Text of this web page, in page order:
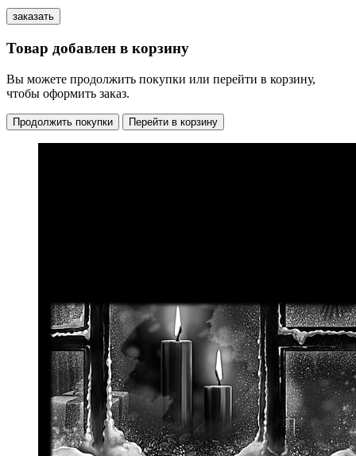
Товар добавлен в корзину
Вы можете продолжить покупки или перейти в корзину,
чтобы оформить заказ.
Продолжить покупки Перейти в корзину